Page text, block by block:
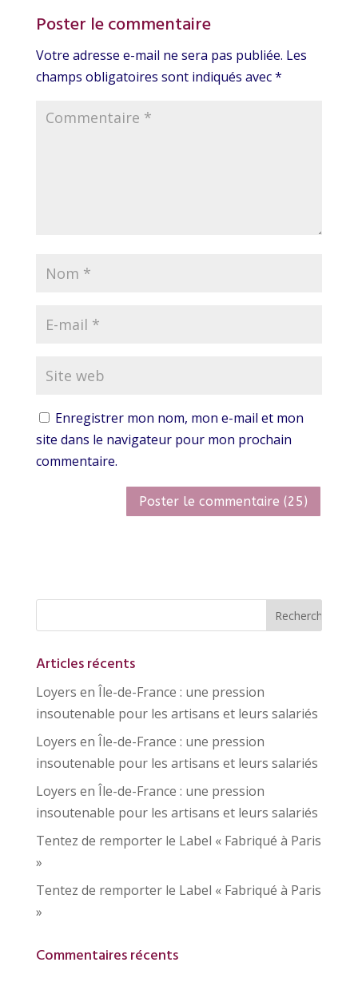
Poster le commentaire
Votre adresse e-mail ne sera pas publiée. Les
champs obligatoires sont indiqués avec*
Enregistrer mon nom, mon e-mail et mon
site dans le navigateur pour mon prochain
commentaire.
Articles récents
Loyers en Île-de-France : une pression
insoutenable pour les artisans et leurs salariés
Loyers en Île-de-France : une pression
insoutenable pour les artisans et leurs salariés
Loyers en Île-de-France : une pression
insoutenable pour les artisans et leurs salariés
Tentez de remporter le Label « Fabriqué à Paris
»
Tentez de remporter le Label « Fabriqué à Paris
»
Commentaires récents